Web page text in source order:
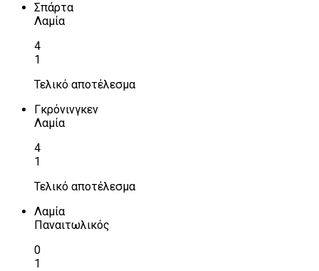
Σπάρτα
Λαμία
4
1
Τελικό αποτέλεσμα
Γκρόνινγκεν
Λαμία
4
1
Τελικό αποτέλεσμα
Λαμία
Παναιτωλικός
0
1